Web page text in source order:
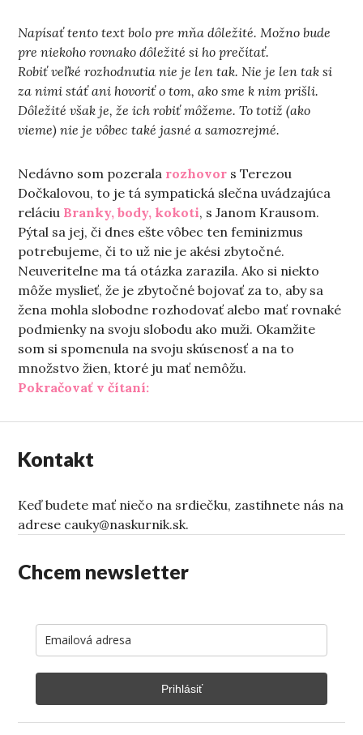
Napísať tento text bolo pre mňa dôležité. Možno bude
pre niekoho rovnako dôležité si ho prečítať.
Robiť veľké rozhodnutia nie je len tak. Nie je len tak si
za nimi stáť ani hovoriť o tom, ako sme k nim prišli.
Dôležité však je, že ich robiť môžeme. To totiž (ako
vieme) nie je vôbec také jasné a samozrejmé.
Nedávno som pozerala rozhovor s Terezou
Dočkalovou, to je tá sympatická slečna uvádzajúca
reláciu Branky, body, kokoti, s Janom Krausom.
Pýtal sa jej, či dnes ešte vôbec ten feminizmus
potrebujeme, či to už nie je akési zbytočné.
Neuveritelne ma tá otázka zarazila. Ako si niekto
môže myslieť, že je zbytočné bojovať za to, aby sa
žena mohla slobodne rozhodovať alebo mať rovnaké
podmienky na svoju slobodu ako muži. Okamžite
som si spomenula na svoju skúsenosť a na to
množstvo žien, ktoré ju mať nemôžu.
Pokračovať v čítaní:„Tie veľké rozhodnutia“
Kontakt
Keď budete mať niečo na srdiečku, zastihnete nás na
adrese cauky@naskurnik.sk.
Chcem newsletter
Prihlásiť